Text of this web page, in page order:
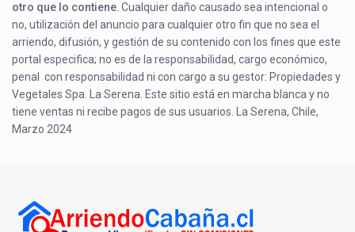
otro que lo contiene . Cualquier daño causado sea intencional o
no, utilización del anuncio para cualquier otro fin que no sea el
arriendo, difusión, y gestión de su contenido con los fines que este
portal especifica; no es de la responsabilidad, cargo económico,
penal con responsabilidad ni con cargo a su gestor: Propiedades y
Vegetales Spa. La Serena. Este sitio está en marcha blanca y no
tiene ventas ni recibe pagos de sus usuarios. La Serena, Chile,
Marzo 2024